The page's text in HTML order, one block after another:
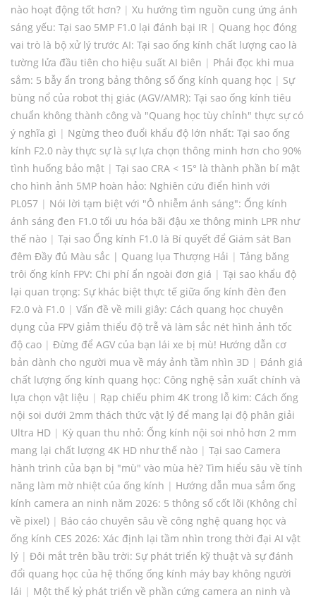
nào hoạt động tốt hơn? | Xu hướng tìm nguồn cung ứng ánh
sáng yếu: Tại sao 5MP F1.0 lại đánh bại IR | Quang học đóng
vai trò là bộ xử lý trước AI: Tại sao ống kính chất lượng cao là
tường lửa đầu tiên cho hiệu suất AI biên | Phải đọc khi mua
sắm: 5 bẫy ẩn trong bảng thông số ống kính quang học | Sự
bùng nổ của robot thị giác (AGV/AMR): Tại sao ống kính tiêu
chuẩn không thành công và "Quang học tùy chỉnh" thực sự có
ý nghĩa gì | Ngừng theo đuổi khẩu độ lớn nhất: Tại sao ống
kính F2.0 này thực sự là sự lựa chọn thông minh hơn cho 90%
tình huống bảo mật | Tại sao CRA < 15° là thành phần bí mật
cho hình ảnh 5MP hoàn hảo: Nghiên cứu điển hình với
PL057 | Nói lời tạm biệt với "Ô nhiễm ánh sáng": Ống kính
ánh sáng đen F1.0 tối ưu hóa bãi đậu xe thông minh LPR như
thế nào | Tại sao Ống kính F1.0 là Bí quyết để Giám sát Ban
đêm Đầy đủ Màu sắc | Quang lụa Thượng Hải | Tảng băng
trôi ống kính FPV: Chi phí ẩn ngoài đơn giá | Tại sao khẩu độ
lại quan trọng: Sự khác biệt thực tế giữa ống kính đèn đen
F2.0 và F1.0 | Vấn đề về mili giây: Cách quang học chuyên
dụng của FPV giảm thiểu độ trễ và làm sắc nét hình ảnh tốc
độ cao | Đừng để AGV của bạn lái xe bị mù! Hướng dẫn cơ
bản dành cho người mua về máy ảnh tầm nhìn 3D | Đánh giá
chất lượng ống kính quang học: Công nghệ sản xuất chính và
lựa chọn vật liệu | Rạp chiếu phim 4K trong lỗ kim: Cách ống
nội soi dưới 2mm thách thức vật lý để mang lại độ phân giải
Ultra HD | Kỳ quan thu nhỏ: Ống kính nội soi nhỏ hơn 2 mm
mang lại chất lượng 4K HD như thế nào | Tại sao Camera
hành trình của bạn bị "mù" vào mùa hè? Tìm hiểu sâu về tính
năng làm mờ nhiệt của ống kính | Hướng dẫn mua sắm ống
kính camera an ninh năm 2026: 5 thông số cốt lõi (Không chỉ
về pixel) | Báo cáo chuyên sâu về công nghệ quang học và
ống kính CES 2026: Xác định lại tầm nhìn trong thời đại AI vật
lý | Đôi mắt trên bầu trời: Sự phát triển kỹ thuật và sự đánh
đổi quang học của hệ thống ống kính máy bay không người
lái | Một thế kỷ phát triển về phần cứng camera an ninh và